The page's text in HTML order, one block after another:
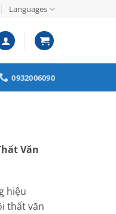
Languages
0932006090
Văn
hiệu
thất văn